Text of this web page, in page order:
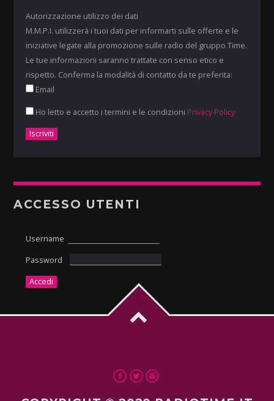
Autorizzazione utilizzo dei dati
M.M.P.I. utilizzerà i tuoi dati per informarti sulle offerte e le
iniziative legate alla promozione sulle radio del gruppo Time.
Le tue informazioni saranno trattate con senso etico e
rispetto. Conferma la modalità di contatto da te preferita:
Email
Ho letto e accetto i termini e le condizioni Privacy Policy
ACCESSO UTENTI
Username
Password